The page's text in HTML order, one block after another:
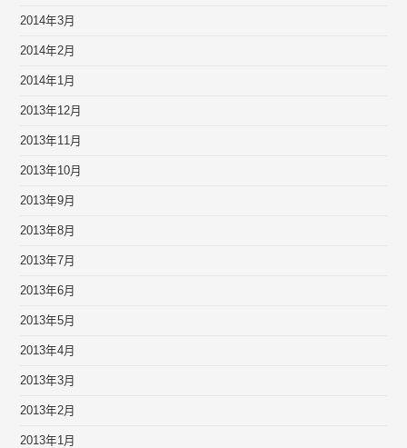
2014年3月
2014年2月
2014年1月
2013年12月
2013年11月
2013年10月
2013年9月
2013年8月
2013年7月
2013年6月
2013年5月
2013年4月
2013年3月
2013年2月
2013年1月